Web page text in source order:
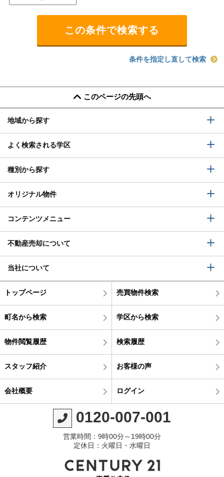
条件を指定し直して検索
このページの先頭へ
地域から探す
よく検索される学区
種別から探す
オリジナル物件
コンテンツメニュー
不動産売却について
当社について
トップページ 売買物件検索
町名から検索 学区から検索
物件閲覧履歴 検索履歴
スタッフ紹介 お客様の声
会社概要 ログイン
0120-007-001
営業時間：9時00分～19時00分
定休日：火曜日・水曜日